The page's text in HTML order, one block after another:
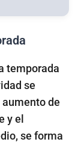
temporada
se
de
y el
se forma